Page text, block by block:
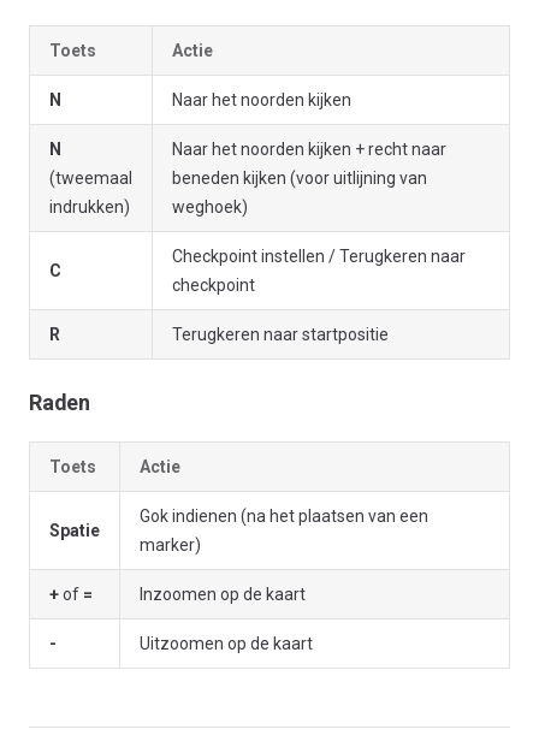
Toets Actie
N Naar het noorden kijken
N
(tweemaal
indrukken)
Naar het noorden kijken + recht naar
beneden kijken (voor uitlijning van
weghoek)
C
Checkpoint instellen / Terugkeren naar
checkpoint
R Terugkeren naar startpositie
Raden
Toets Actie
Spatie
Gok indienen (na het plaatsen van een
marker)
+of = Inzoomen op de kaart
- Uitzoomen op de kaart